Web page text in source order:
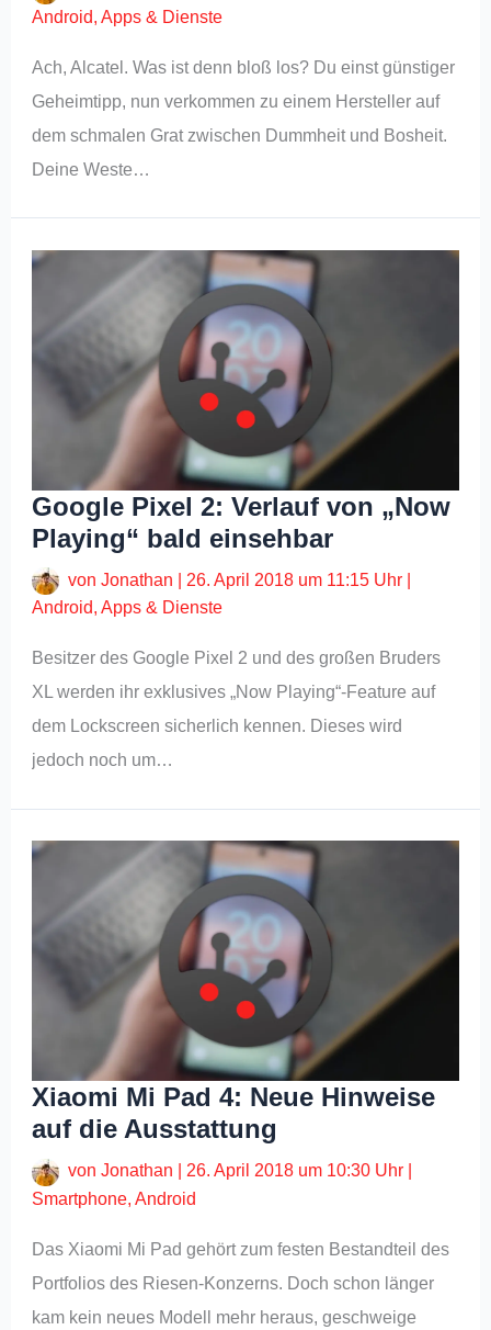
Android,Apps & Dienste
Ach, Alcatel. Was ist denn bloß los? Du einst günstiger
Geheimtipp, nun verkommen zu einem Hersteller auf
dem schmalen Grat zwischen Dummheit und Bosheit.
Deine Weste…
Google Pixel 2: Verlauf von „Now
Playing“ bald einsehbar
vonJonathan 26. April 2018 um 11:15 Uhr
Android,Apps & Dienste
Besitzer des Google Pixel 2 und des großen Bruders
XL werden ihr exklusives „Now Playing“-Feature auf
dem Lockscreen sicherlich kennen. Dieses wird
jedoch noch um…
Xiaomi Mi Pad 4: Neue Hinweise
auf die Ausstattung
vonJonathan |26. April 2018 um 10:30 Uhr
Smartphone,Android
Das Xiaomi Mi Pad gehört zum festen Bestandteil des
Portfolios des Riesen-Konzerns. Doch schon länger
kam kein neues Modell mehr heraus, geschweige